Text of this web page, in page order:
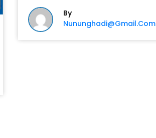
By
Nununghadi@gmail.com